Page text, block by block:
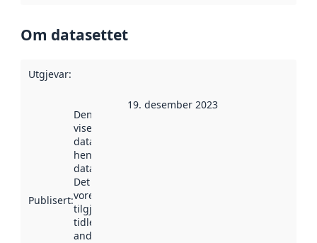
Om datasettet
Utgjevar:
Publisert:
Denne datoen
viser når
datasettet vart
henta inn av
data.norge.no.
Det kan ha
vore
tilgjengeleg
tidlegare
andre stader.
19. desember 2023